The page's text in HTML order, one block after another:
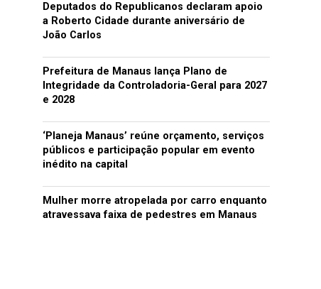
Deputados do Republicanos declaram apoio
a Roberto Cidade durante aniversário de
João Carlos
Prefeitura de Manaus lança Plano de
Integridade da Controladoria-Geral para 2027
e 2028
‘Planeja Manaus’ reúne orçamento, serviços
públicos e participação popular em evento
inédito na capital
Mulher morre atropelada por carro enquanto
atravessava faixa de pedestres em Manaus